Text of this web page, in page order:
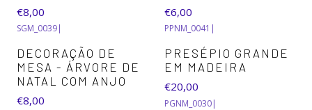
€8,00
SGM_0039|
€6,00
PPNM_0041 |
DECORAÇÃO DE
MESA - ÁRVORE DE
NATAL COM ANJO
€8,00
PRESÉPIO GRANDE
EM MADEIRA
€20,00
PGNM_0030|